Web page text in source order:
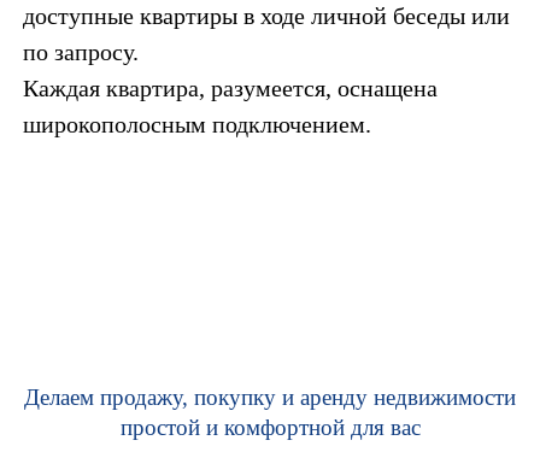
доступные квартиры в ходе личной беседы или
по запросу.
Каждая квартира, разумеется, оснащена
широкополосным подключением.
Делаем продажу, покупку и аренду недвижимости
простой и комфортной для вас